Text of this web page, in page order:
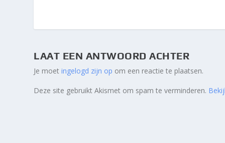
LAAT EEN ANTWOORD ACHTER
Je moetingelogd zijn op om een reactie te plaatsen.
Deze site gebruikt Akismet om spam te verminderen.